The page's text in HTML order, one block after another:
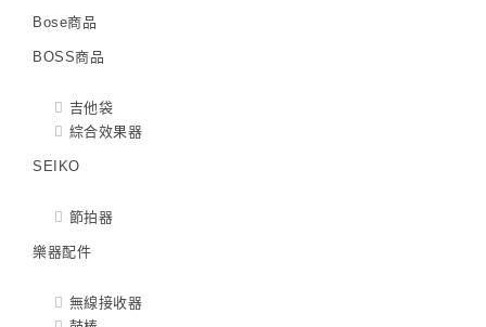
Bose商品
BOSS商品
吉他袋
綜合效果器
SEIKO
節拍器
樂器配件
無線接收器